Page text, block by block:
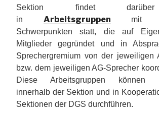
Sektion findet
in Arbeitsgruppen mit
Schwerpunkten statt, die auf
Mitglieder gegründet und in
Sprechergremium von der jeweiligen
bzw. dem jeweiligen AG-Sprecher
Diese Arbeitsgruppen können
innerhalb der Sektion und in
Sektionen der DGS durchführen.